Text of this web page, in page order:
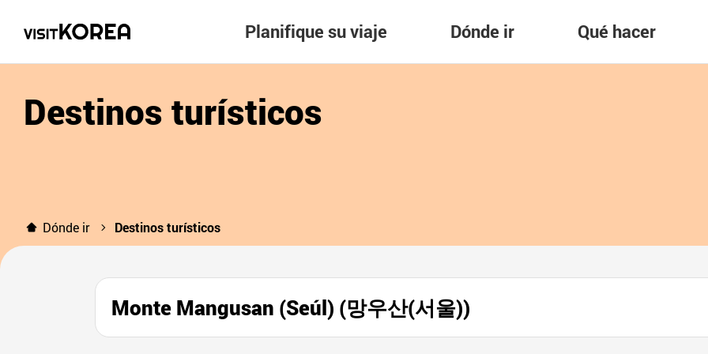
Planifique su viaje Dónde ir Qué hacer
Destinos turísticos
Dónde ir Destinos turísticos
Monte Mangusan (Seúl) (망우산(서울))